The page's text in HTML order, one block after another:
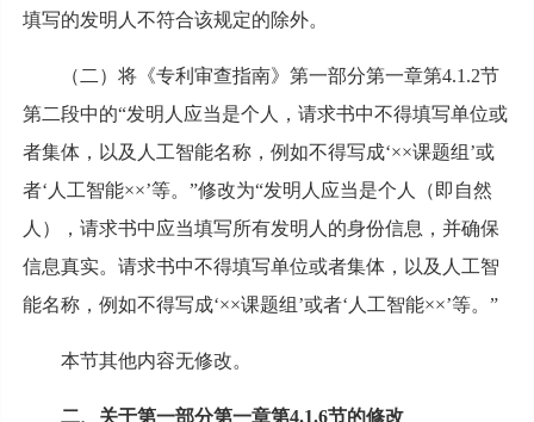
填写的发明人不符合该规定的除外。
（二）将《专利审查指南》第一部分第一章第4.1.2节
第二段中的“发明人应当是个人，请求书中不得填写单位或
者集体，以及人工智能名称，例如不得写成‘××课题组’或
者‘人工智能××’等。”修改为“发明人应当是个人（即自然
人），请求书中应当填写所有发明人的身份信息，并确保
信息真实。请求书中不得填写单位或者集体，以及人工智
能名称，例如不得写成‘××课题组’或者‘人工智能××’等。”
本节其他内容无修改。
二、关于第一部分第一章第4.1.6节的修改